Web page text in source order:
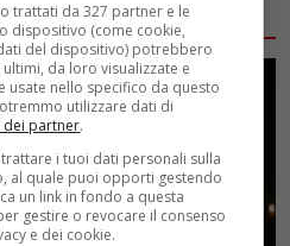
trattati da 327 partner e le
dispositivo (come cookie,
del dispositivo) potrebbero
da loro visualizzate e
usate nello specifico da questo
utilizzare dati di
dei partner.
i tuoi dati personali sulla
al quale puoi opporti gestendo
un link in fondo a questa
gestire o revocare il consenso
e dei cookie.